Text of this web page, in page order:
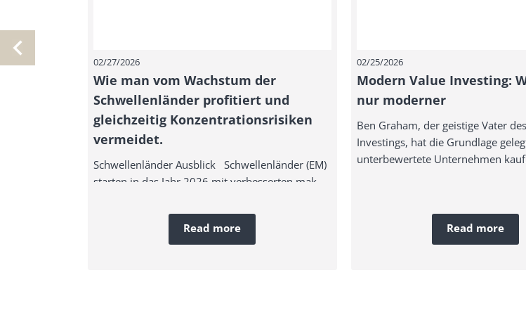
02/27/2026
Wie man vom Wachstum der
Schwellenländer profitiert und
gleichzeitig Konzentrationsrisiken
vermeidet.
Schwellenländer Ausblick Schwellenländer (EM)
starten in das Jahr 2026 mit verbesserten mak...
Read more
02/25/2026
Modern Value Investing:
nur moderner
Ben Graham, der geistige Vater
Investings, hat die Grundlage
unterbewertete Unternehmen
Read more